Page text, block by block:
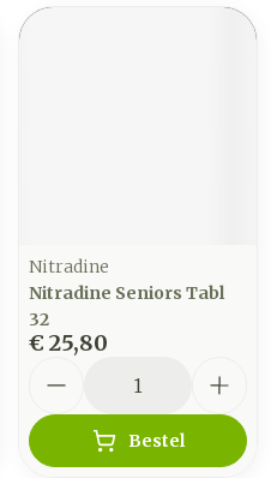
Nitradine
Nitradine Seniors Tabl
32
€ 25,80
Bestel